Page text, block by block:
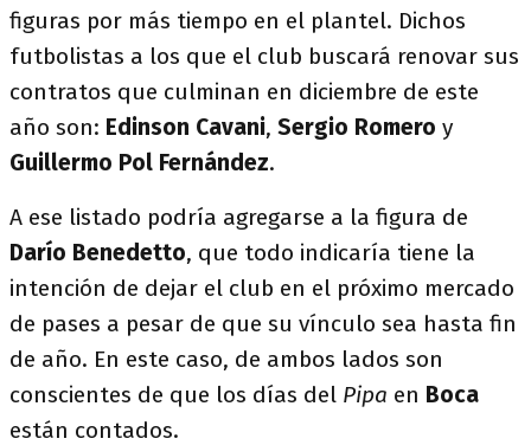
figuras por más tiempo en el plantel. Dichos
futbolistas a los que el club buscará renovar sus
contratos que culminan en diciembre de este
año son: Edinson Cavani, Sergio Romero y
Guillermo Pol Fernández.
A ese listado podría agregarse a la figura de
Darío Benedetto, que todo indicaría tiene la
intención de dejar el club en el próximo mercado
de pases a pesar de que su vínculo sea hasta fin
de año. En este caso, de ambos lados son
conscientes de que los días del Pipa en Boca
están contados.